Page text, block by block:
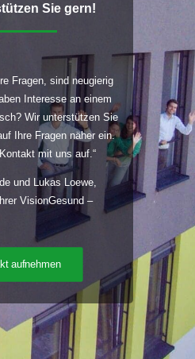
Sie gern!
Fragen, sind neugierig
Interesse an einem
Wir unterstützen Sie
Ihre Fragen näher ein.
mit uns auf.“
und Lukas Loewe,
VisionGesund –
aufnehmen